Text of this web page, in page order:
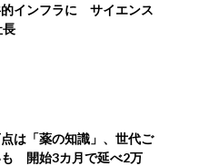
的インフラに サイエンス
長
は「薬の知識」、世代ご
も 開始3カ月で延べ2万